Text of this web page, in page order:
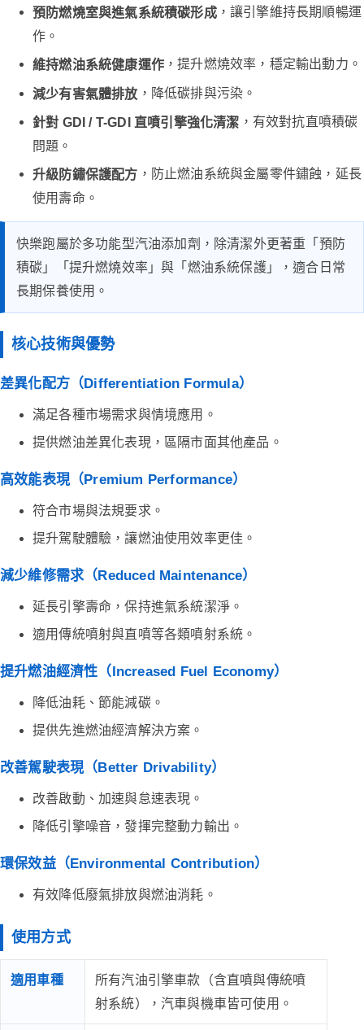
預防燃燒室與進氣系統積碳形成，讓引擎維持長期順暢運
作。
維持燃油系統健康運作 ，提升燃燒效率，穩定輸出動力。
減少有害氣體排放 ，降低碳排與污染。
針對 GDI / T-GDI 直噴引擎強化清潔 ，有效對抗直噴積碳
問題。
升級防鏽保護配方 ，防止燃油系統與金屬零件鏽蝕，延長
使用壽命。
快樂跑屬於多功能型汽油添加劑，除清潔外更著重「預防
積碳」「提升燃燒效率」與「燃油系統保護」，適合日常
長期保養使用。
核心技術與優勢
差異化配方（Differentiation Formula）
滿足各種市場需求與情境應用。
提供燃油差異化表現，區隔市面其他產品。
高效能表現（Premium Performance）
符合市場與法規要求。
提升駕駛體驗，讓燃油使用效率更佳。
減少維修需求（Reduced Maintenance）
延長引擎壽命，保持進氣系統潔淨。
適用傳統噴射與直噴等各類噴射系統。
提升燃油經濟性（Increased Fuel Economy）
降低油耗、節能減碳。
提供先進燃油經濟解決方案。
改善駕駛表現（Better Drivability）
改善啟動、加速與怠速表現。
降低引擎噪音，發揮完整動力輸出。
環保效益（Environmental Contribution）
有效降低廢氣排放與燃油消耗。
使用方式
適用車種
所有汽油引擎車款（含直噴與傳統噴
射系統），汽車與機車皆可使用。